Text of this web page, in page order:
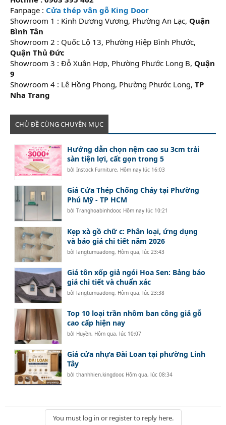
Fanpage : Cửa thép vân gỗ King Door
Showroom 1 : Kinh Dương Vương, Phường An Lạc, Quận
Bình Tân
Showroom 2 : Quốc Lộ 13, Phường Hiệp Bình Phước,
Quận Thủ Đức
Showroom 3 : Đỗ Xuân Hợp, Phường Phước Long B, Quận
9
Showroom 4 : Lê Hồng Phong, Phường Phước Long, TP
Nha Trang
CHỦ ĐỀ CÙNG CHUYÊN MỤC
Hướng dẫn chọn nệm cao su 3cm trải
sàn tiện lợi, cất gọn trong 5
bởiInstock Furniture, Hôm nay lúc 16:03
Giá Cửa Thép Chống Cháy tại Phường
Phú Mỹ - TP HCM
bởiTranghoabinhdoor, Hôm nay lúc 10:21
Kẹp xà gồ chữ c: Phân loại, ứng dụng
và báo giá chi tiết năm 2026
bởilangtumuadong, Hôm qua, lúc 23:43
Giá tôn xốp giả ngói Hoa Sen: Bảng báo
giá chi tiết và chuẩn xác
bởilangtumuadong, Hôm qua, lúc 23:38
Top 10 loại trần nhôm ban công giả gỗ
cao cấp hiện nay
bởi Huyền, Hôm qua, lúc 10:07
Giá cửa nhựa Đài Loan tại phường Linh
Tây
bởithanhhien.kingdoor, Hôm qua, lúc 08:34
You must log in or register to reply here.